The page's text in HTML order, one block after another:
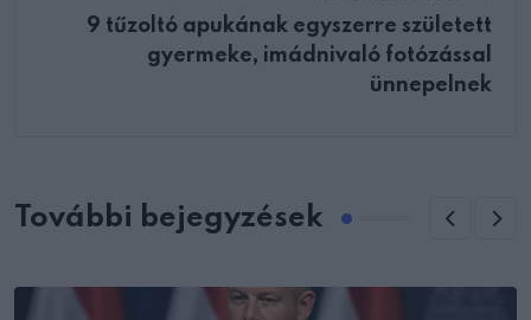
9 tűzoltó apukának egyszerre született
gyermeke, imádnivaló fotózással
ünnepelnek
További bejegyzések